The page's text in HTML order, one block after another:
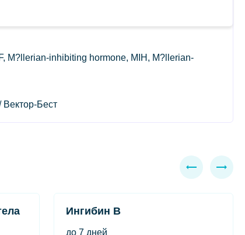
M?llerian-inhibiting hormone, MIH, M?llerian-
Бест
Ингибин B
до 7 дней